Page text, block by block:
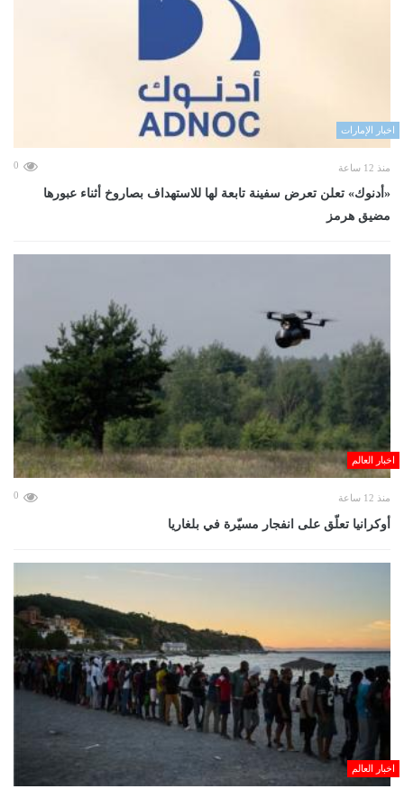
اخبار الإمارات
منذ 12 ساعة 0
«أدنوك» تعلن تعرض سفينة تابعة لها للاستهداف بصاروخ أثناء عبورها
مضيق هرمز
اخبار العالم
منذ 12 ساعة 0
أوكرانيا تعلّق على انفجار مسيّرة في بلغاريا
اخبار العالم